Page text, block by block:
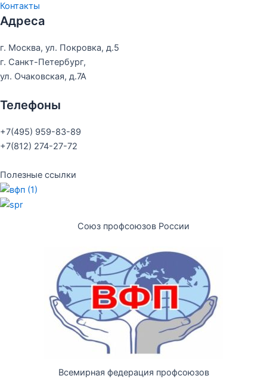
Контакты
Адреса
г. Москва, ул. Покровка, д.5
г. Санкт-Петербург,
ул. Очаковская, д.7А
Телефоны
+7(495) 959-83-89
+7(812) 274-27-72
Полезные ссылки
Союз профсоюзов России
Всемирная федерация профсоюзов